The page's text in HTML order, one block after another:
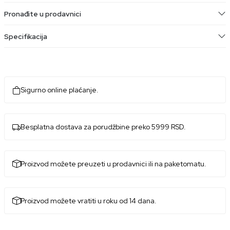
Pronađite u prodavnici
Specifikacija
Sigurno online plaćanje.
Besplatna dostava za porudžbine preko 5999 RSD.
Proizvod možete preuzeti u prodavnici ili na paketomatu.
Proizvod možete vratiti u roku od 14 dana.